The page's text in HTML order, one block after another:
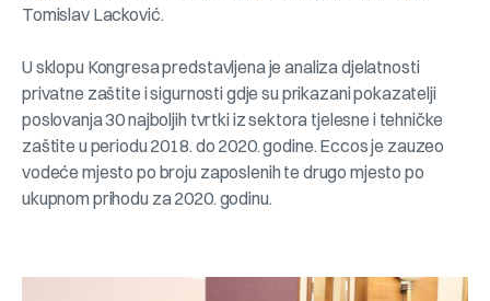
Tomislav Lacković.
U sklopu Kongresa predstavljena je analiza djelatnosti
privatne zaštite i sigurnosti gdje su prikazani pokazatelji
poslovanja 30 najboljih tvrtki iz sektora tjelesne i tehničke
zaštite u periodu 2018. do 2020. godine. Eccos je zauzeo
vodeće mjesto po broju zaposlenih te drugo mjesto po
ukupnom prihodu za 2020. godinu.